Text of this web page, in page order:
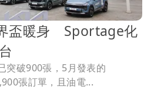
盃暖身 Sportage化
突破900張，5月發表的
張訂單，且油電...